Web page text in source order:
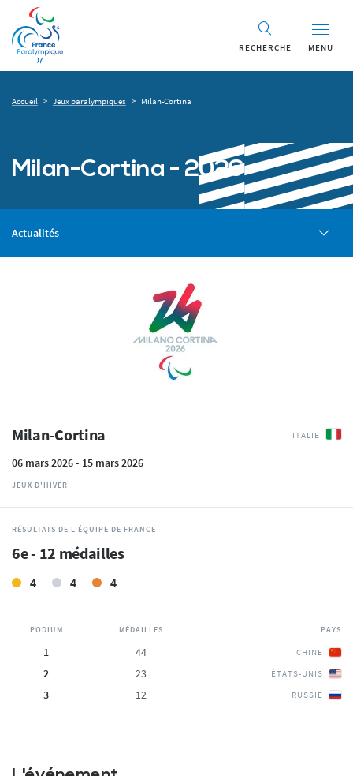
RECHERCHE MENU
Accueil > Jeux paralympiques > Milan-Cortina
Milan-Cortina - 2026
Actualités
Milan-Cortina ITALIE
06 mars 2026 - 15 mars 2026
JEUX D'HIVER
RÉSULTATS DE L’ÉQUIPE DE FRANCE
6e - 12 médailles
4 4 4
PODIUM MÉDAILLES PAYS
1 44 CHINE
2 23 ÉTATS-UNIS
3 12 RUSSIE